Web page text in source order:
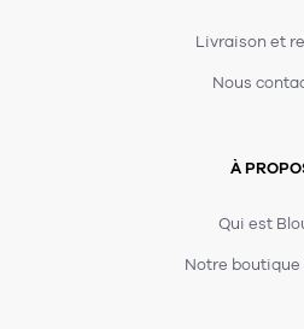
Livraison et
Nous
À
Qui est
Notre boutique